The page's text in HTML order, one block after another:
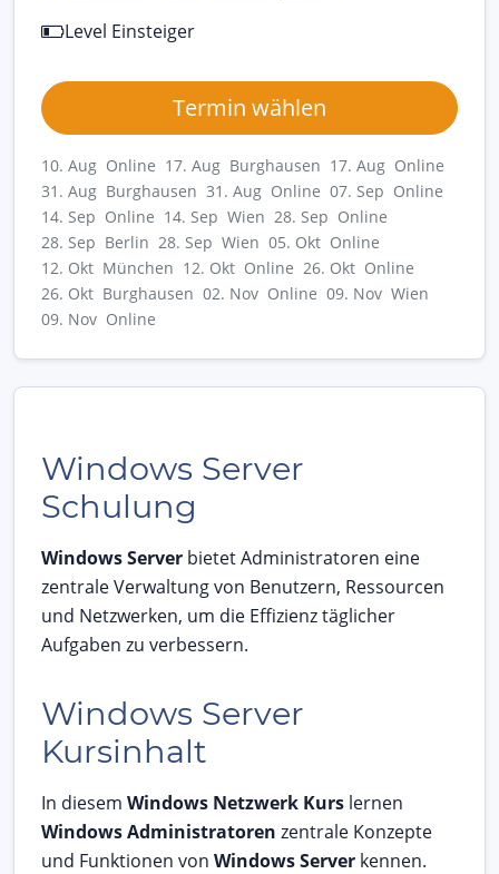
Level Einsteiger
Termin wählen
10. Aug Online 17. Aug Burghausen 17. Aug Online
31. Aug Burghausen 31. Aug Online 07. Sep Online
14. Sep Online 14. Sep Wien 28. Sep Online
28. Sep Berlin 28. Sep Wien 05. Okt Online
12. Okt München 12. Okt Online 26. Okt Online
26. Okt Burghausen 02. Nov Online 09. Nov Wien
09. Nov Online
Windows Server
Schulung
Windows Server bietet Administratoren eine
zentrale Verwaltung von Benutzern, Ressourcen
und Netzwerken, um die Effizienz täglicher
Aufgaben zu verbessern.
Windows Server
Kursinhalt
In diesem Windows Netzwerk Kurs lernen
Windows Administratoren zentrale Konzepte
und Funktionen von Windows Server kennen.